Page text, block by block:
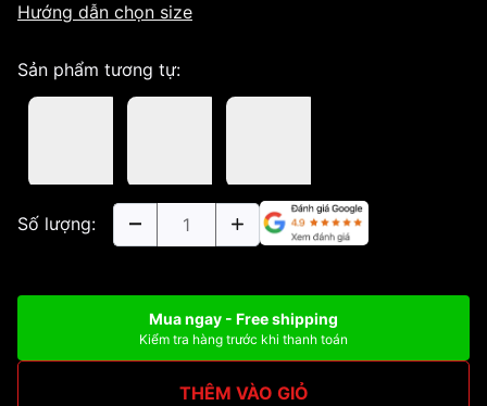
Hướng dẫn chọn size
Sản phẩm tương tự:
Số lượng:
Mua ngay - Free shipping
Kiểm tra hàng trước khi thanh toán
THÊM VÀO GIỎ